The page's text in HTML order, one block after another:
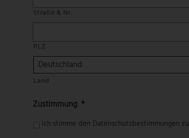
Straße & Nr.
PLZ
Land
Zustimmung *
Ich stimme den Datenschutzbestimmungen zu